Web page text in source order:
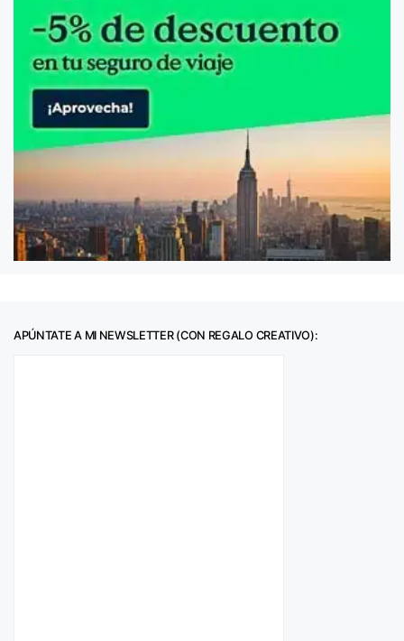
APÚNTATE A MI NEWSLETTER (CON REGALO CREATIVO):